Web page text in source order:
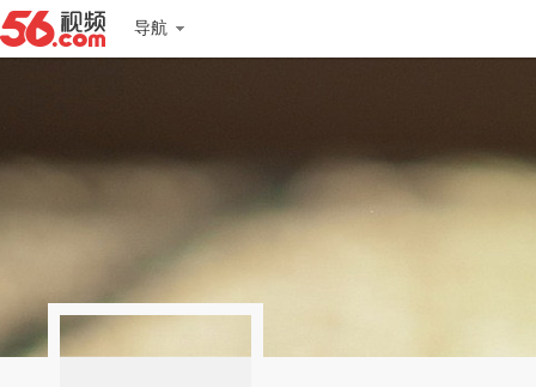
导航